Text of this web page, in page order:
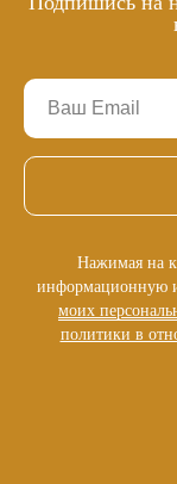
Нажимая на
информационную
моих
политики в